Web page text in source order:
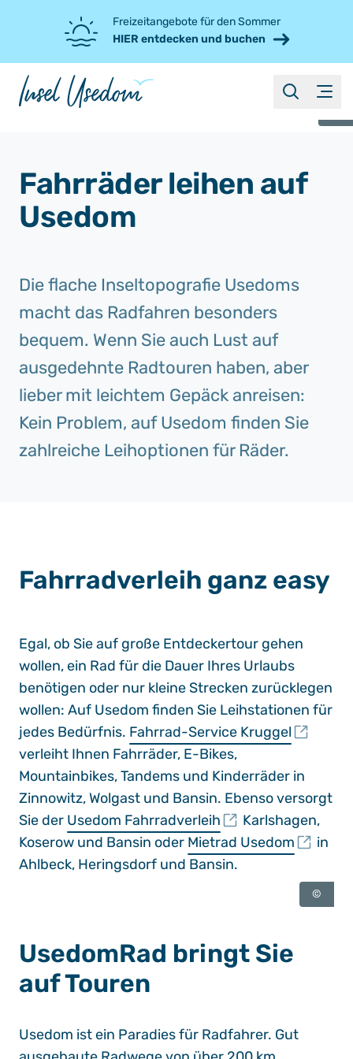
Freizeitangebote für den Sommer
HIER entdecken und buchen
Menü
suchen
Fahrräder leihen auf
Usedom
Die flache Inseltopografie Usedoms
macht das Radfahren besonders
bequem. Wenn Sie auch Lust auf
ausgedehnte Radtouren haben, aber
lieber mit leichtem Gepäck anreisen:
Kein Problem, auf Usedom finden Sie
zahlreiche Leihoptionen für Räder.
Fahrradverleih ganz easy
Egal, ob Sie auf große Entdeckertour gehen
wollen, ein Rad für die Dauer Ihres Urlaubs
benötigen oder nur kleine Strecken zurücklegen
wollen: Auf Usedom finden Sie Leihstationen für
jedes Bedürfnis. Fahrrad-Service Kruggel
verleiht Ihnen Fahrräder, E-Bikes,
Mountainbikes, Tandems und Kinderräder in
Zinnowitz, Wolgast und Bansin. Ebenso versorgt
Sie der Usedom Fahrradverleih
Karlshagen,
Koserow und Bansin oder Mietrad Usedom
in
Ahlbeck, Heringsdorf und Bansin.
©
UsedomRad bringt Sie
auf Touren
Usedom ist ein Paradies für Radfahrer. Gut